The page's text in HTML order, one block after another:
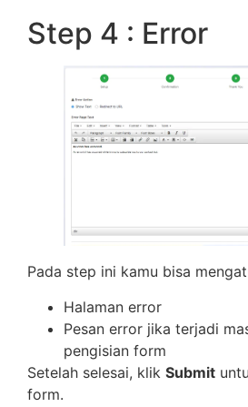
Step 4 : Error
Pada step ini kamu bisa
Halaman error
Pesan error jika terjadi
pengisian form
Setelah selesai, klik Submit
form.